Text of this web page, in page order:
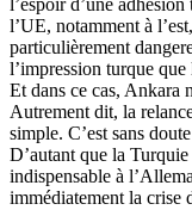
l’espoir d’une
l’UE, notamment à
particulièrement
l’impression turque
Et dans ce cas, Ankara
Autrement dit, la
simple. C’est sans
D’autant que la
indispensable à
immédiatement la crise